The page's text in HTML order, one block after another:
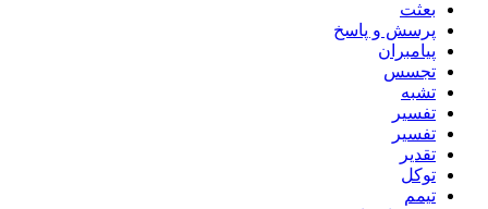
بعثت
پرسش و پاسخ
پیامبران
تجسس
تشبه
تفسیر
تفسیر
تقدیر
توکل
تیمم